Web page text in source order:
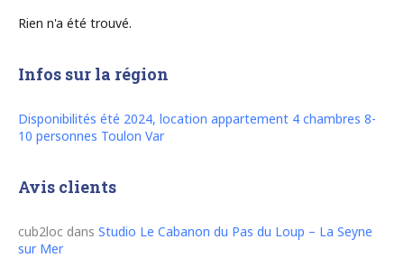
Rien n'a été trouvé.
Infos sur la région
Disponibilités été 2024, location appartement 4 chambres 8-
10 personnes Toulon Var
Avis clients
cub2loc dans Studio Le Cabanon du Pas du Loup – La Seyne
sur Mer